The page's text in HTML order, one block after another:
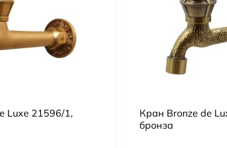
Luxe 21596/1,
Кран Bronze de
бронза